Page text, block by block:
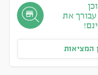
את
המציאות